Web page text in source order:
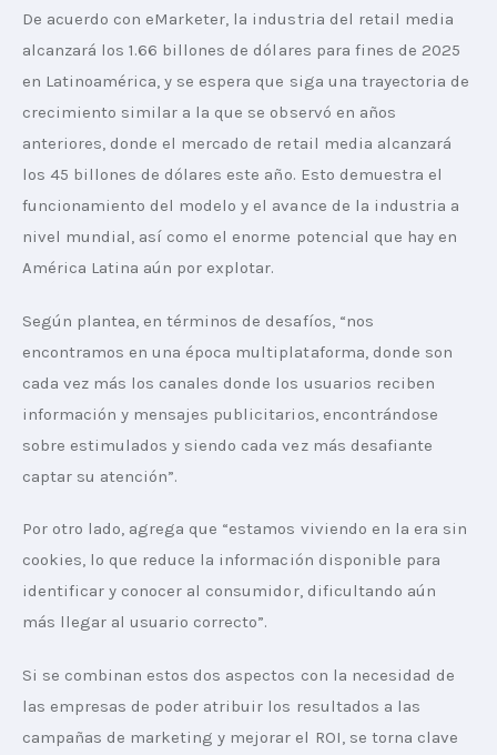
De acuerdo con eMarketer, la industria del retail media
alcanzará los 1.66 billones de dólares para fines de 2025
en Latinoamérica, y se espera que siga una trayectoria de
crecimiento similar a la que se observó en años
anteriores, donde el mercado de retail media alcanzará
los 45 billones de dólares este año. Esto demuestra el
funcionamiento del modelo y el avance de la industria a
nivel mundial, así como el enorme potencial que hay en
América Latina aún por explotar.
Según plantea, en términos de desafíos, “nos
encontramos en una época multiplataforma, donde son
cada vez más los canales donde los usuarios reciben
información y mensajes publicitarios, encontrándose
sobre estimulados y siendo cada vez más desafiante
captar su atención”.
Por otro lado, agrega que “estamos viviendo en la era sin
cookies, lo que reduce la información disponible para
identificar y conocer al consumidor, dificultando aún
más llegar al usuario correcto”.
Si se combinan estos dos aspectos con la necesidad de
las empresas de poder atribuir los resultados a las
campañas de marketing y mejorar el ROI, se torna clave